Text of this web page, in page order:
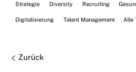
Strategie Diversity Recruiting
Digitalisierung Talent Management Alle
Zurück